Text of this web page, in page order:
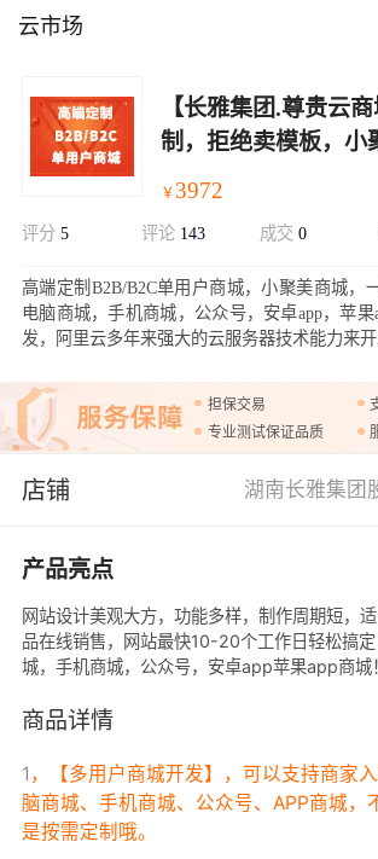
云市场
【长雅集团.尊贵云
制，拒绝卖模板，小
￥ 3972
评分 5 评论 143 成交0
高端定制B2B/B2C单用户商城，小聚美商城，
电脑商城，手机商城，公众号，安卓app，苹
发，阿里云多年来强大的云服务器技术能力来开
担保交易
专业测试保证品质
店铺 湖南长雅集团
产品亮点
网站设计美观大方，功能多样，制作周期短，
品在线销售，网站最快10-20个工作日轻松搞
城，手机商城，公众号，安卓app苹果app商城
商品详情
1 ，【多用户商城开发】，可以支持商家
脑商城、手机商城、公众号、APP商城，
是按需定制哦。